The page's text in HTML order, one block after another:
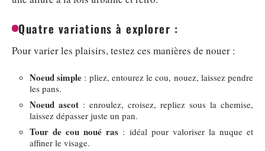
Quatre variations à explorer :
Pour varier les plaisirs, testez ces manières de nouer :
Noeud simple : pliez, entourez le cou, nouez, laissez pendre
les pans.
Noeud ascot : enroulez, croisez, repliez sous la chemise,
laissez dépasser juste un pan.
Tour de cou noué ras : idéal pour valoriser la nuque et
affiner le visage.